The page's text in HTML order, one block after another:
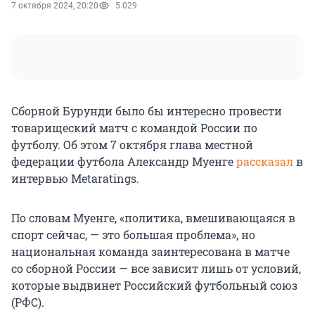
7 октября 2024, 20:20 5 029
Сборной Бурунди было бы интересно провести
товарищеский матч с командой России по
футболу. Об этом 7 октября глава местной
федерации футбола Александр Муенгерассказалв
интервью Metaratings.
По словам Муенге, «политика, вмешивающаяся в
спорт сейчас, — это большая проблема», но
национальная команда заинтересована в матче
со сборной России — все зависит лишь от условий,
которые выдвинет Российский футбольный союз
(РФС).